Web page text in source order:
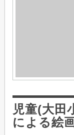
児童(大田
による絵